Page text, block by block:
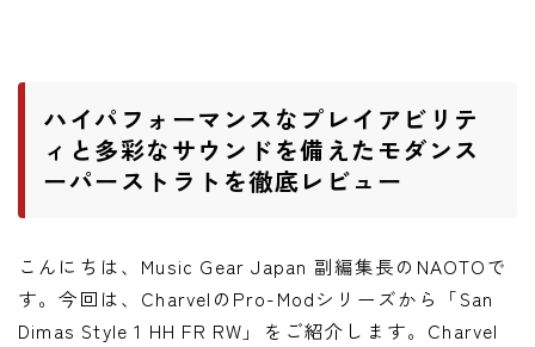
ベースアンプ
アプリ
レコーディング・DTM/DAW
ハイパフォーマンスなプレイアビリテ
ィと多彩なサウンドを備えたモダンス
ーパーストラトを徹底レビュー
こんにちは、Music Gear Japan 副編集長のNAOTOで
す。今回は、CharvelのPro-Modシリーズから「San
Dimas Style 1 HH FR RW」をご紹介します。Charvel